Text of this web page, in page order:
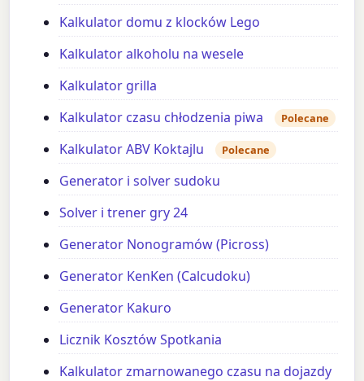
Kalkulator domu z klocków Lego
Kalkulator alkoholu na wesele
Kalkulator grilla
Kalkulator czasu chłodzenia piwa
Polecane
Kalkulator ABV Koktajlu Polecane
Generator i solver sudoku
Solver i trener gry 24
Generator Nonogramów (Picross)
Generator KenKen (Calcudoku)
Generator Kakuro
Licznik Kosztów Spotkania
Kalkulator zmarnowanego czasu na dojazdy